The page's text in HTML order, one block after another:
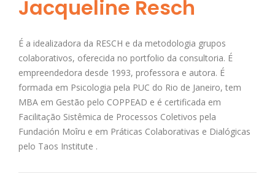
Jacqueline Resch
É a idealizadora da RESCH e da metodologia grupos
colaborativos, oferecida no portfolio da consultoria. É
empreendedora desde 1993, professora e autora. É
formada em Psicologia pela PUC do Rio de Janeiro, tem
MBA em Gestão pelo COPPEAD e é certificada em
Facilitação Sistêmica de Processos Coletivos pela
Fundación Moîru e em Práticas Colaborativas e Dialógicas
pelo Taos Institute .